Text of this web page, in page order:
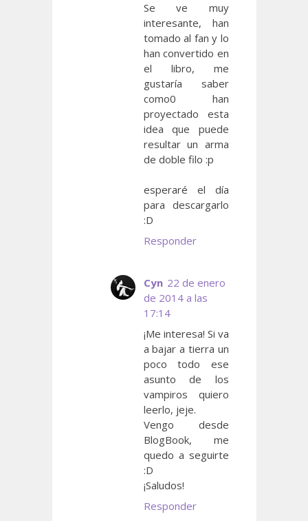
Se ve muy
interesante, han
tomado al fan y lo
han convertido en
el libro, me
gustaría saber
como0 han
proyectado esta
idea que puede
resultar un arma
de doble filo :p
esperaré el día
para descargarlo
:D
Responder
Cyn 22 de enero
de 2014 a las
17:14
¡Me interesa! Si va
a bajar a tierra un
poco todo ese
asunto de los
vampiros quiero
leerlo, jeje.
Vengo desde
BlogBook, me
quedo a seguirte
:D
¡Saludos!
Responder